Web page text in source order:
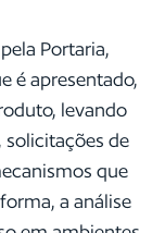
Portaria,
é apresentado,
levando
solicitações de
que
a análise